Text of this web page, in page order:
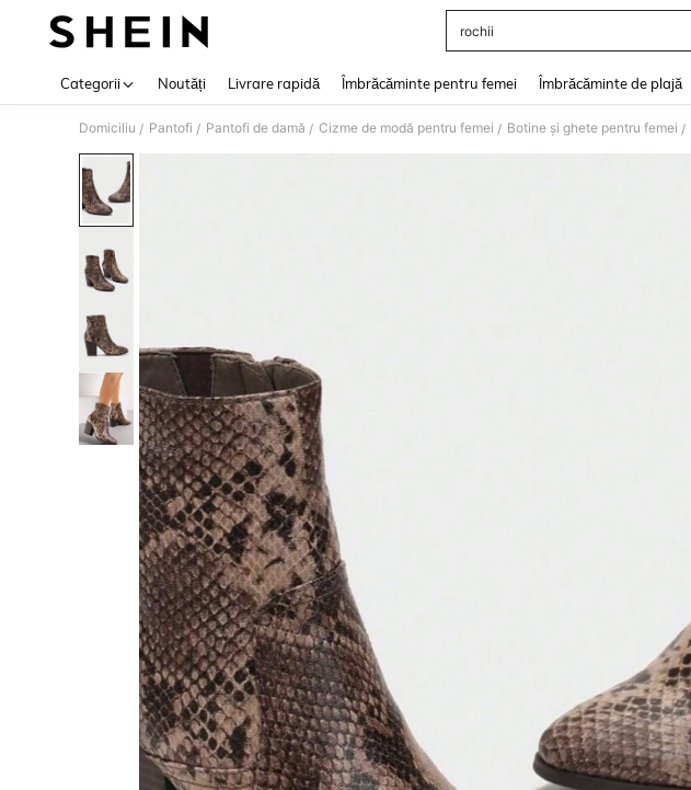
rochii
Categorii Noutăți Livrare rapidă Îmbrăcăminte pentru femei Îmbrăcăminte de plajă
Domiciliu / Pantofi / Pantofi de damă / Cizme de modă pentru femei / Botine și ghete pentru femei /